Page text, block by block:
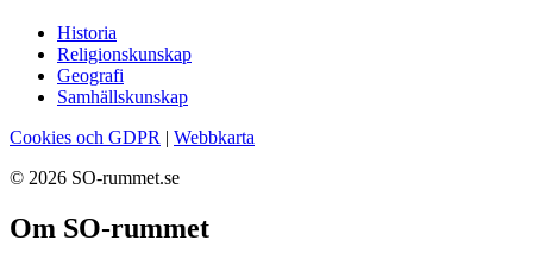
Historia
Religionskunskap
Geografi
Samhällskunskap
Cookies och GDPR | Webbkarta
© 2026 SO-rummet.se
Om SO-rummet